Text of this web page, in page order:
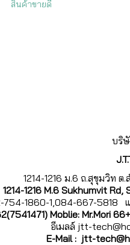
สินค้าขายดี
บริษั
1214-1216 ม.6 ถ.สุขุมวิท ต
1214-1216 M.6 Sukhumvit
754-1860-1,084-667-5818
Moblie: Mr.Mori
อีเมลล์ jtt-
E-Mail : jtt-